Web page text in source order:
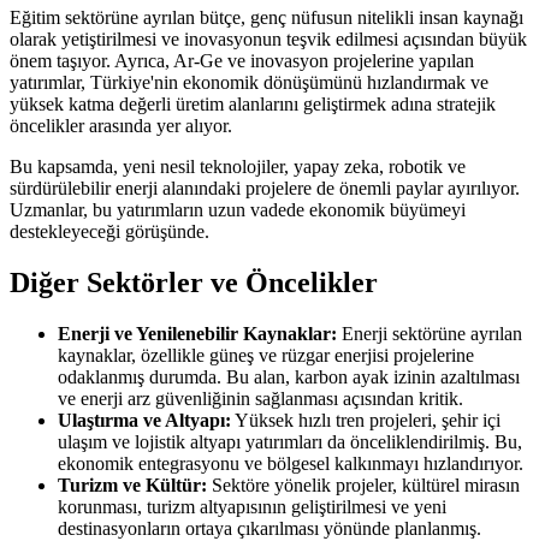
Eğitim sektörüne ayrılan bütçe, genç nüfusun nitelikli insan kaynağı
olarak yetiştirilmesi ve inovasyonun teşvik edilmesi açısından büyük
önem taşıyor. Ayrıca, Ar-Ge ve inovasyon projelerine yapılan
yatırımlar, Türkiye'nin ekonomik dönüşümünü hızlandırmak ve
yüksek katma değerli üretim alanlarını geliştirmek adına stratejik
öncelikler arasında yer alıyor.
Bu kapsamda, yeni nesil teknolojiler, yapay zeka, robotik ve
sürdürülebilir enerji alanındaki projelere de önemli paylar ayırılıyor.
Uzmanlar, bu yatırımların uzun vadede ekonomik büyümeyi
destekleyeceği görüşünde.
Diğer Sektörler ve Öncelikler
Enerji ve Yenilenebilir Kaynaklar: Enerji sektörüne ayrılan
kaynaklar, özellikle güneş ve rüzgar enerjisi projelerine
odaklanmış durumda. Bu alan, karbon ayak izinin azaltılması
ve enerji arz güvenliğinin sağlanması açısından kritik.
Ulaştırma ve Altyapı: Yüksek hızlı tren projeleri, şehir içi
ulaşım ve lojistik altyapı yatırımları da önceliklendirilmiş. Bu,
ekonomik entegrasyonu ve bölgesel kalkınmayı hızlandırıyor.
Turizm ve Kültür: Sektöre yönelik projeler, kültürel mirasın
korunması, turizm altyapısının geliştirilmesi ve yeni
destinasyonların ortaya çıkarılması yönünde planlanmış.